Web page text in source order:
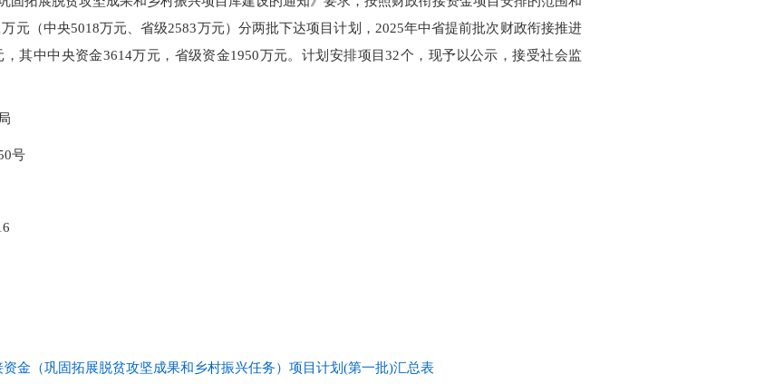
元（中央5018万元、省级2583万元）分两批下达项目计划，2025年中省提前批次财政衔接推进
其中中央资金3614万元，省级资金1950万元。计划安排项目32个，现予以公示，接受社会监
号
金（巩固拓展脱贫攻坚成果和乡村振兴任务）项目计划(第一批)汇总表